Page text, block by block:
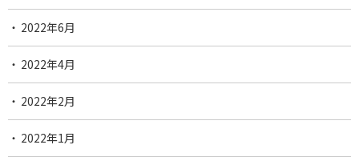
2022年6月
2022年4月
2022年2月
2022年1月